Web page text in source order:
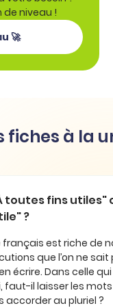
niveau !
🚀
fiches à la
toutes fins utiles"
?
français est riche de
que l’on ne
écrire. Dans celle
faut-il laisser les
accorder au pluriel ?